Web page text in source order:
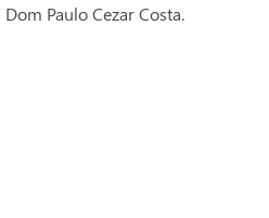
Dom Paulo Cezar Costa.